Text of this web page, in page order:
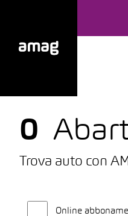
0
Trova auto con
Online